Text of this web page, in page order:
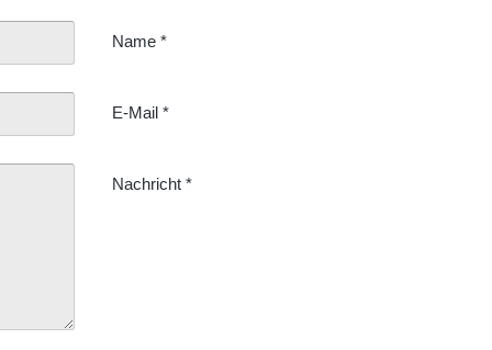
Name *
E-Mail *
Nachricht *